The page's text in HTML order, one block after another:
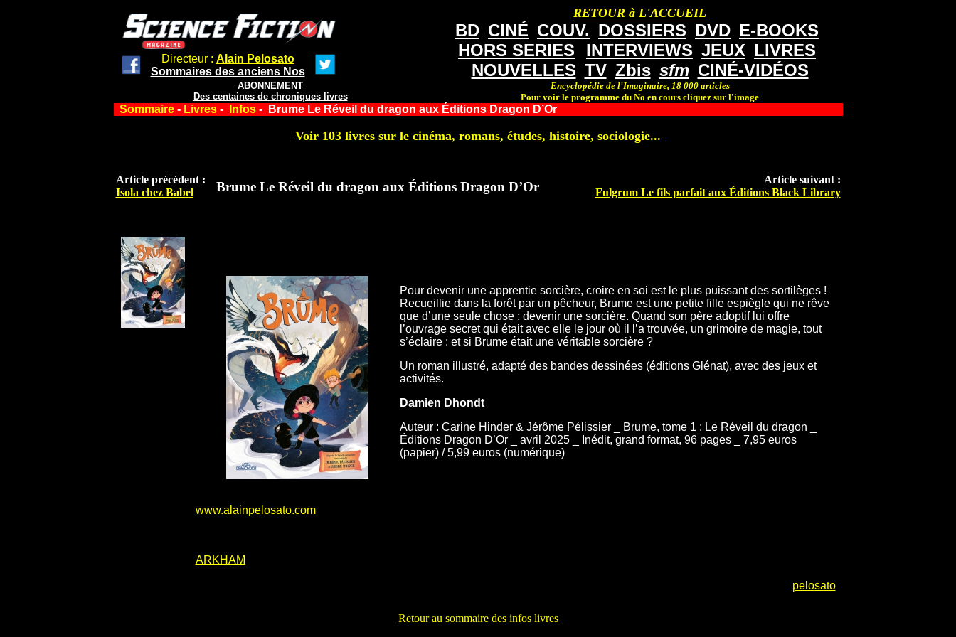
Directeur : Alain Pelosato
Sommaires des anciens Nos
ABONNEMENT
Des centaines de chroniques livres
RETOUR à L'ACCUEIL
BD CINÉ COUV. DOSSIERS DVD E-BOOKS
HORS SERIES
INTERVIEWS JEUX LIVRES
NOUVELLES TV Zbis sfm CINÉ-VIDÉOS
Encyclopédie de l'Imaginaire, 18 000 articles
Pour voir le programme du No en cours cliquez sur l'image
Sommaire- Livres- Infos- Brume Le Réveil du dragon aux Éditions Dragon D’Or
Voir 103 livres sur le cinéma, romans, études, histoire, sociologie...
Article précédent :
Isola chez Babel
Brume Le Réveil du dragon aux Éditions Dragon D’Or
Article suivant :
Fulgrum Le fils parfait aux Éditions Black Library
Pour devenir une apprentie sorcière, croire en soi est le plus puissant des sortilèges !
Recueillie dans la forêt par un pêcheur, Brume est une petite fille espiègle qui ne rêve
que d’une seule chose : devenir une sorcière. Quand son père adoptif lui offre
l’ouvrage secret qui était avec elle le jour où il l’a trouvée, un grimoire de magie, tout
s’éclaire : et si Brume était une véritable sorcière ?
Un roman illustré, adapté des bandes dessinées (éditions Glénat), avec des jeux et
activités.
Damien Dhondt
Auteur : Carine Hinder & Jérôme Pélissier _ Brume, tome 1 : Le Réveil du dragon _
Éditions Dragon D’Or _ avril 2025 _ Inédit, grand format, 96 pages _ 7,95 euros
(papier) / 5,99 euros (numérique)
www.alainpelosato.com
ARKHAM
pelosato
Retour au sommaire des infos livres